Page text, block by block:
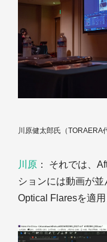
川原健太郎氏（TORAERA
川原 ： それでは、
ションには動画が
Optical Flaresを適用